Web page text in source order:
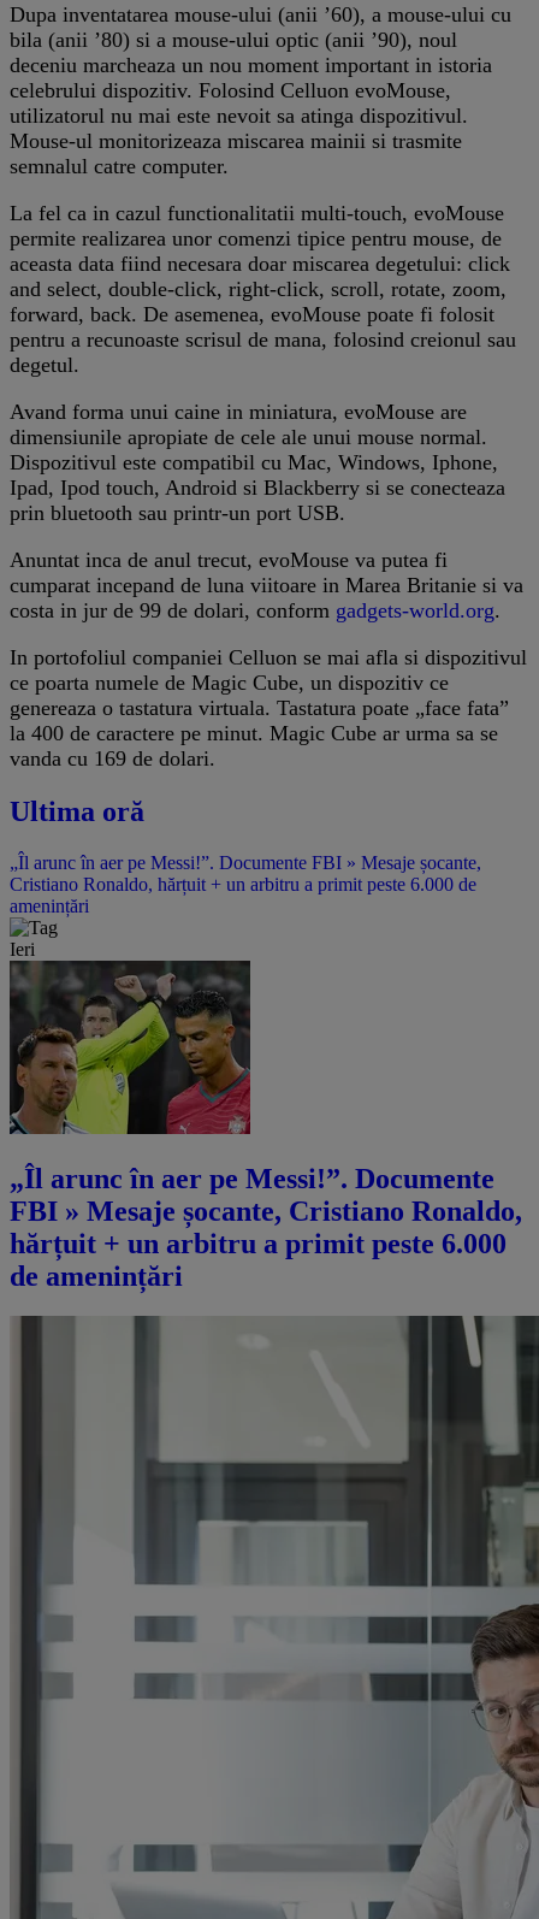
Dupa inventatarea mouse-ului (anii ’60), a mouse-ului cu
bila (anii ’80) si a mouse-ului optic (anii ’90), noul
deceniu marcheaza un nou moment important in istoria
celebrului dispozitiv. Folosind Celluon evoMouse,
utilizatorul nu mai este nevoit sa atinga dispozitivul.
Mouse-ul monitorizeaza miscarea mainii si trasmite
semnalul catre computer.
La fel ca in cazul functionalitatii multi-touch, evoMouse
permite realizarea unor comenzi tipice pentru mouse, de
aceasta data fiind necesara doar miscarea degetului: click
and select, double-click, right-click, scroll, rotate, zoom,
forward, back. De asemenea, evoMouse poate fi folosit
pentru a recunoaste scrisul de mana, folosind creionul sau
degetul.
Avand forma unui caine in miniatura, evoMouse are
dimensiunile apropiate de cele ale unui mouse normal.
Dispozitivul este compatibil cu Mac, Windows, Iphone,
Ipad, Ipod touch, Android si Blackberry si se conecteaza
prin bluetooth sau printr-un port USB.
Anuntat inca de anul trecut, evoMouse va putea fi
cumparat incepand de luna viitoare in Marea Britanie si va
costa in jur de 99 de dolari, conform gadgets-world.org.
In portofoliul companiei Celluon se mai afla si dispozitivul
ce poarta numele de Magic Cube, un dispozitiv ce
genereaza o tastatura virtuala. Tastatura poate „face fata”
la 400 de caractere pe minut. Magic Cube ar urma sa se
vanda cu 169 de dolari.
Ultima oră
„Îl arunc în aer pe Messi!”. Documente FBI » Mesaje șocante,
Cristiano Ronaldo, hărțuit + un arbitru a primit peste 6.000 de
amenințări
Ieri
„Îl arunc în aer pe Messi!”. Documente
FBI » Mesaje șocante, Cristiano Ronaldo,
hărțuit + un arbitru a primit peste 6.000
de amenințări